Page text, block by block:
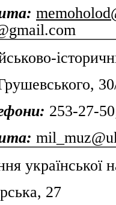
253-27-
української
27